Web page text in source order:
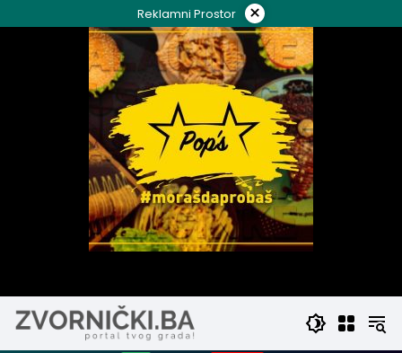
to
Reklamni Prostor ×